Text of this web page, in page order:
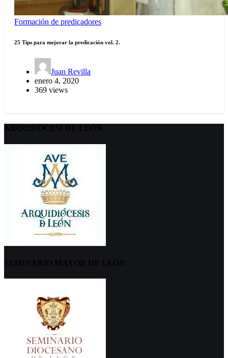
Formación de predicadores
25 Tips para mejorar la predicación vol. 2.
Juan Revilla
enero 4, 2020
369 views
ARQUIDÖCESI DE LEÓN
SEMINARIO MAYOR DE LEÓN